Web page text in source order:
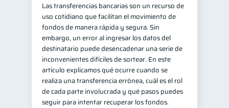
Las transferencias bancarias son un recurso de
uso cotidiano que facilitan el movimiento de
fondos de manera rápida y segura. Sin
embargo, un error al ingresar los datos del
destinatario puede desencadenar una serie de
inconvenientes difíciles de sortear. En este
artículo explicamos qué ocurre cuando se
realiza una transferencia errónea, cuál es el rol
de cada parte involucrada y qué pasos puedes
seguir para intentar recuperar los fondos.